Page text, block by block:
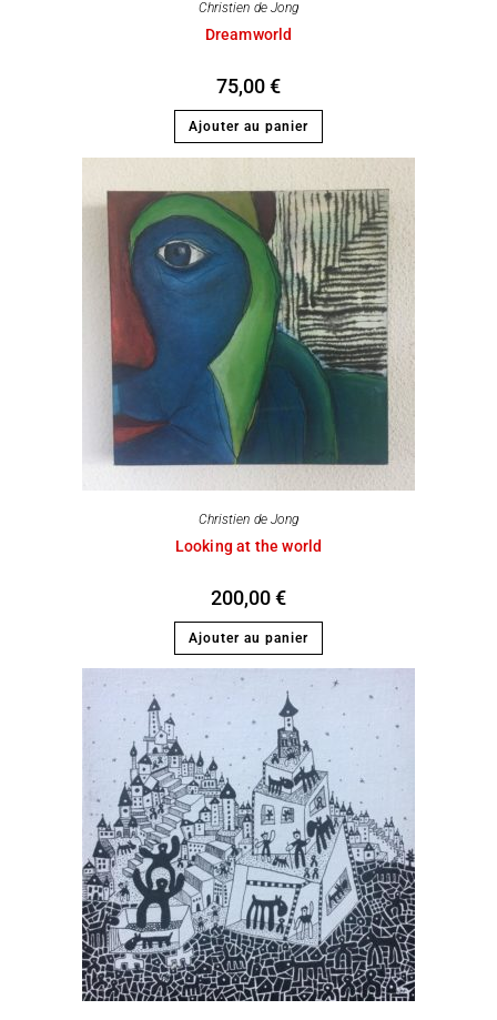
Christien de Jong
Dreamworld
75,00€
Ajouter au panier
Christien de Jong
Looking at the world
200,00€
Ajouter au panier